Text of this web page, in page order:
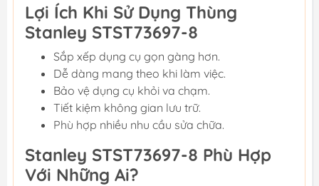
Lợi Ích Khi Sử Dụng Thùng
Stanley STST73697-8
Sắp xếp dụng cụ gọn gàng hơn.
Dễ dàng mang theo khi làm việc.
Bảo vệ dụng cụ khỏi va chạm.
Tiết kiệm không gian lưu trữ.
Phù hợp nhiều nhu cầu sửa chữa.
Stanley STST73697-8 Phù Hợp
Với Những Ai?